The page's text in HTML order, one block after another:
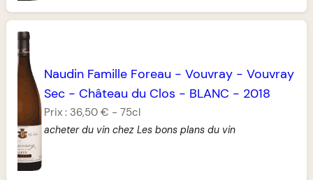
Naudin Famille Foreau - Vouvray- Vouvray
Sec- Château du Clos - BLANC - 2018
Prix : 36,50 € - 75cl
acheter du vin chez Les bons plans du vin